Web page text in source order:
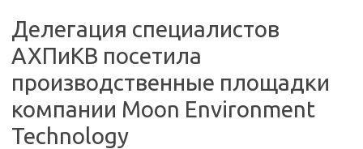
Делегация специалистов
АХПиКВ посетила
производственные площадки
компании Moon Environment
Technology